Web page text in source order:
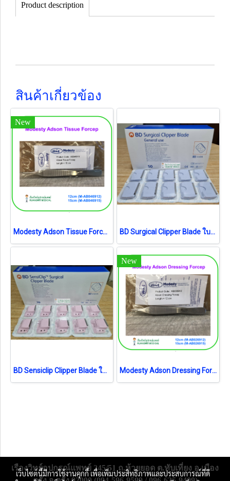
Product description
สินค้าเกี่ยวข้อง
New
Modesty Adson Tissue Forcep (เยอรมัน) BD Surgical Clipper Blade ใบมีด (4406) (1 ชิ้น) (exp 04-2026)
BD Sensiclip Clipper Blade ใบมีดอ่อนโยน (4430A) (1ชิ้น) (exp 05-2025)
New
Modesty Adson Dressing Forcep (เยอรมัน)
เรืองวิทย์อุปกรณ์แพทย์ 245/51 ถ.ห้วยยอด ต.ทับเที่ยง อ.เมือง
เว็บไซต์นี้มีการใช้งานคุกกี้ เพื่อเพิ่มประสิทธิภาพและประสบการณ์ที่ดี